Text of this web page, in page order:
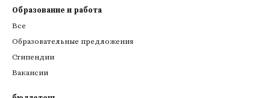
Образование и работа
Все
Образовательные предложения
Стипендии
Вакансии